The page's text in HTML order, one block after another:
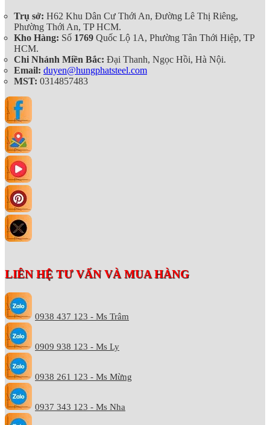
Trụ sở: H62 Khu Dân Cư Thới An, Đường Lê Thị Riêng,
Phường Thới An, TP HCM.
Kho Hàng: Số 1769 Quốc Lộ 1A, Phường Tân Thới Hiệp, TP
HCM.
Chi Nhánh Miền Bắc: Đại Thanh, Ngọc Hồi, Hà Nội.
Email: duyen@hungphatsteel.com
MST: 0314857483
LIÊN HỆ TƯ VẤN VÀ MUA HÀNG
0938 437 123 - Ms Trâm
0909 938 123 - Ms Ly
0938 261 123 - Ms Mừng
0937 343 123 - Ms Nha